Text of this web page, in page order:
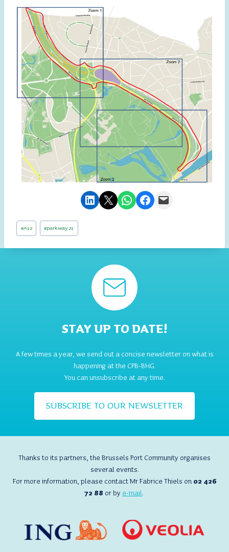
Share on LinkedIn Email this Page Share on WhatsApp Share on Facebook Email this Page
Post
Tags:
#A12 #parkway 21
STAY UP TO DATE!
A few times a year, we send out a concise newsletter on what is
happening at the CPB-BHG.
You can unsubscribe at any time.
SUBSCRIBE TO OUR NEWSLETTER
Thanks to its partners, the Brussels Port Community organises
several events.
For more information, please contact Mr Fabrice Thiels on 02 426
72 88 or by e-mail.